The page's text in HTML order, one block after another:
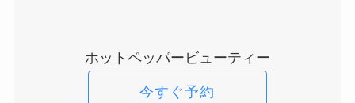
ホットペッパービューティー
今すぐ予約